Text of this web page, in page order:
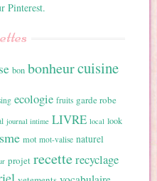
Pinterest.
bon bonheurcuisine
ecologie fruits garde robe
journal intime LIVRE local look
mot mot-valise naturel
projet recetterecyclage